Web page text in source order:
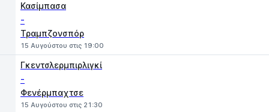
Κασίμπασα
-
Τραμπζονσπόρ
15 Αυγούστου στις 19:00
Γκεντσλερμπιρλιγκί
-
Φενέρμπαχτσε
15 Αυγούστου στις 21:30